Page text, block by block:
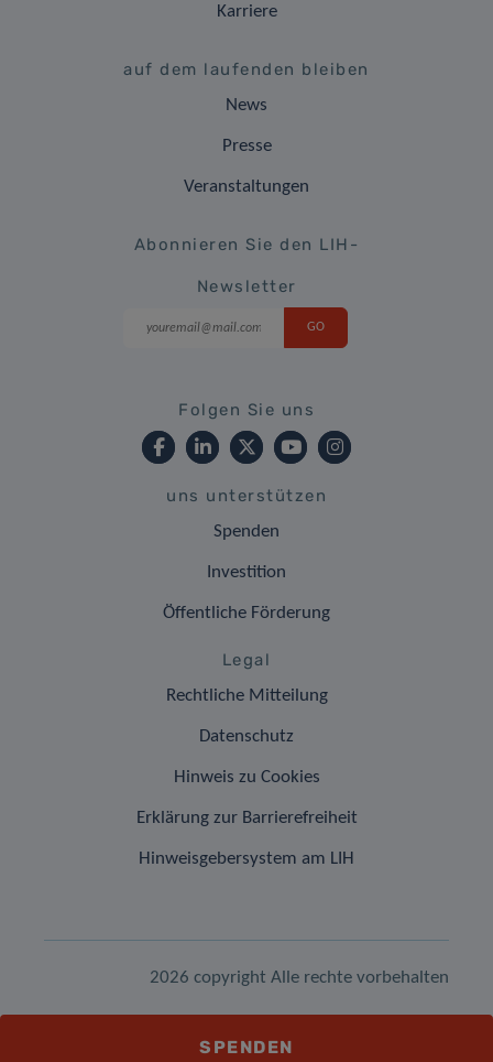
Karriere
auf dem laufenden bleiben
News
Presse
Veranstaltungen
Abonnieren Sie den LIH-
Newsletter
Folgen Sie uns
uns unterstützen
Spenden
Investition
Öffentliche Förderung
Legal
Rechtliche Mitteilung
Datenschutz
Hinweis zu Cookies
Erklärung zur Barrierefreiheit
Hinweisgebersystem am LIH
2026 copyright Alle rechte vorbehalten
SPENDEN